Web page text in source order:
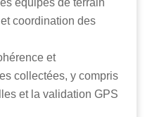
équipes de terrain
coordination des
et
collectées, y compris
et la validation GPS